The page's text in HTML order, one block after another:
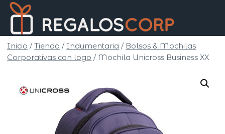
Saltar
contenido
Inicio / Tienda / Indumentaria / Bolsos & Mochilas
Corporativas con logo / Mochila Unicross Business XX